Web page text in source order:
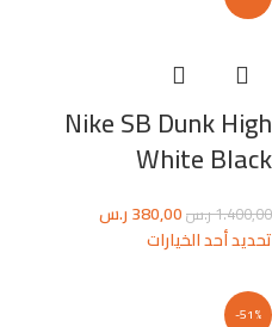
Nike SB Dunk High
White Black
1.400,00ر.س380,00ر.س
تحديد أحد الخيارات
-51%